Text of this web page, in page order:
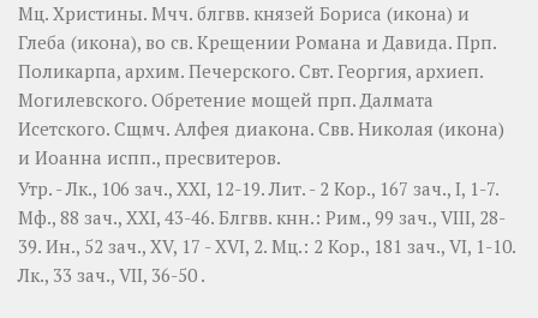
Мц. Христины. Мчч. блгвв. князей Бориса (икона) и
Глеба (икона), во св. Крещении Романа и Давида. Прп.
Поликарпа, архим. Печерского. Свт. Георгия, архиеп.
Могилевского. Обретение мощей прп.Далмата
Исетского. Сщмч. Алфея диакона. Свв. Николая (икона)
и Иоанна испп., пресвитеров.
Утр. -Лк., 106 зач., XXI, 12-19.Лит. - 2 Кор., 167 зач., I, 1-7.
Мф., 88 зач., XXI, 43-46. Блгвв. кнн.: Рим., 99 зач., VIII, 28-
39. Ин., 52 зач., XV, 17 - XVI, 2. Мц.: 2 Кор., 181 зач., VI, 1-10.
Лк., 33 зач., VII, 36-50 .